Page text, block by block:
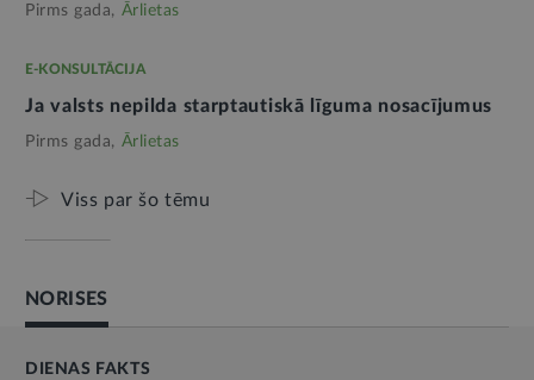
Pirms gada, Ārlietas
E-KONSULTĀCIJA
Ja valsts nepilda starptautiskā līguma nosacījumus
Pirms gada, Ārlietas
Viss par šo tēmu
NORISES
DIENAS FAKTS